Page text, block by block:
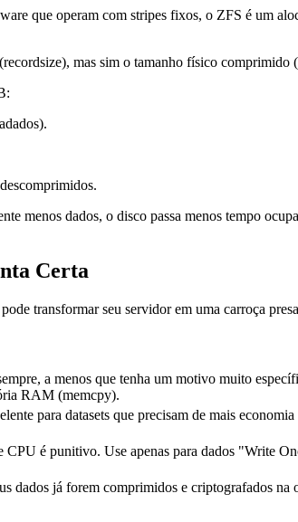
que operam com stripes fixos, o ZFS é um
recordsize), mas sim o tamanho físico comprimido
menos dados, o disco passa menos tempo
Certa
transformar seu servidor em uma carroça
a menos que tenha um motivo muito
RAM (memcpy).
para datasets que precisam de mais
CPU é punitivo. Use apenas para dados "Write
dados já forem comprimidos e criptografados